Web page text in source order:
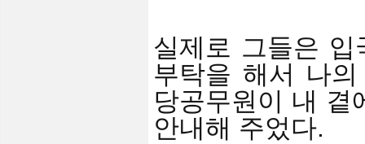
실제로 그들은
부탁을 해서 나
당공무원이 내 곁
안내해 주었다.